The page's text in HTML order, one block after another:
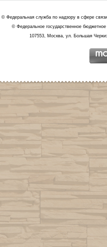
© Федеральная служба по надзору в сфере
© Федеральное государственное
107553, Москва, ул. Большая